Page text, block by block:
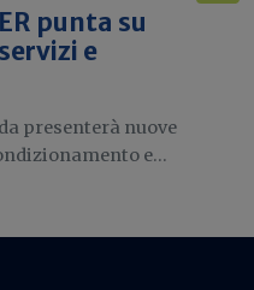
punta su
e
presenterà nuove
e...